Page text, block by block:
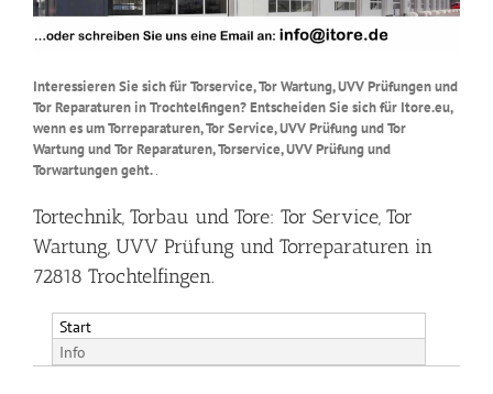
Interessieren Sie sich für Torservice, Tor Wartung, UVV Prüfungen und
Tor Reparaturen in Trochtelfingen? Entscheiden Sie sich für Itore.eu,
wenn es um Torreparaturen, Tor Service, UVV Prüfung und Tor
Wartung und Tor Reparaturen, Torservice, UVV Prüfung und
Torwartungen geht..
Tortechnik, Torbau und Tore: Tor Service, Tor
Wartung, UVV Prüfung und Torreparaturen in
72818 Trochtelfingen.
Start
Info